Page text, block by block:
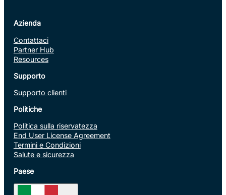
Azienda
Contattaci
Partner Hub
Resources
Supporto
Supporto clienti
Politiche
Politica sulla riservatezza
End User License Agreement
Termini e Condizioni
Salute e sicurezza
Paese